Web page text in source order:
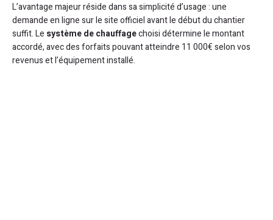
L’avantage majeur réside dans sa simplicité d’usage : une
demande en ligne sur le site officiel avant le début du chantier
suffit. Le système de chauffagechoisi détermine le montant
accordé, avec des forfaits pouvant atteindre 11 000€ selon vos
revenus et l’équipement installé.